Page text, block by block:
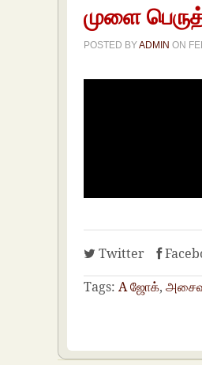
முளை
POSTED BYADMIN ON
Twitter
Tags: A ஜோக்,